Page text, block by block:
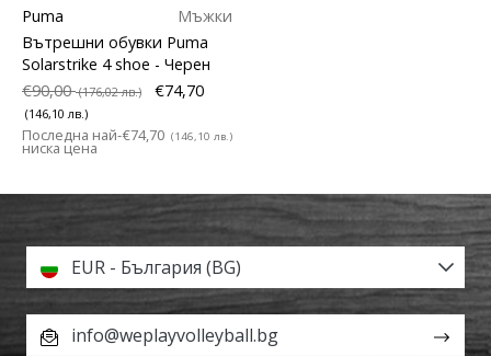
Puma
Мъжки
Вътрешни обувки Puma
Solarstrike 4 shoe - Черен
€90,00(176,02 лв.) €74,70
(146,10 лв.)
Последна най-
ниска цена
€74,70 (146,10 лв.)
EUR - България (BG)
info@weplayvolleyball.bg